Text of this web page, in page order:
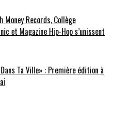
Money Records, Collège
et Magazine Hip-Hop s’unissent
Ta Ville» : Première édition à